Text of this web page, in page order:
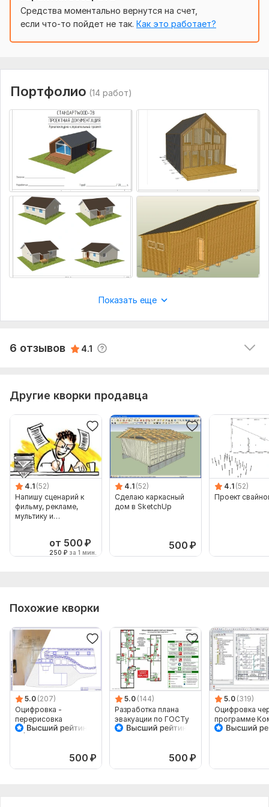
Средства моментально вернутся на счет,
если что-то пойдет не так. Как это работает?
Портфолио (14 работ)
Показать еще
6 отзывов 4.1
armanddilanyan 2 года назад
Нет отзыва
R romalexx2012 2 года назад
Нет отзыва
Другие кворки продавца
4.1 (52)
Напишу сценарий к
фильму, рекламе,
мультику и
от 500 ₽
250 ₽ за 1 мин.
4.1 (52)
Сделаю каркасный
дом в SketchUp
500 ₽
4.1 (52)
Проект
Похожие кворки
5.0 (207)
Оцифровка -
перерисовка
чертежей со скана,
500 ₽
5.0 (144)
Разработка плана
эвакуации по ГОСТу
500 ₽
5.0 (319)
Оцифровка
программе